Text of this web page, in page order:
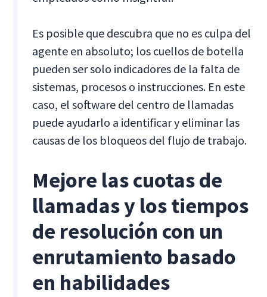
Es posible que descubra que no es culpa del
agente en absoluto; los cuellos de botella
pueden ser solo indicadores de la falta de
sistemas, procesos o instrucciones. En este
caso, el software del centro de llamadas
puede ayudarlo a identificar y eliminar las
causas de los bloqueos del flujo de trabajo.
Mejore las cuotas de
llamadas y los tiempos
de resolución con un
enrutamiento basado
en habilidades